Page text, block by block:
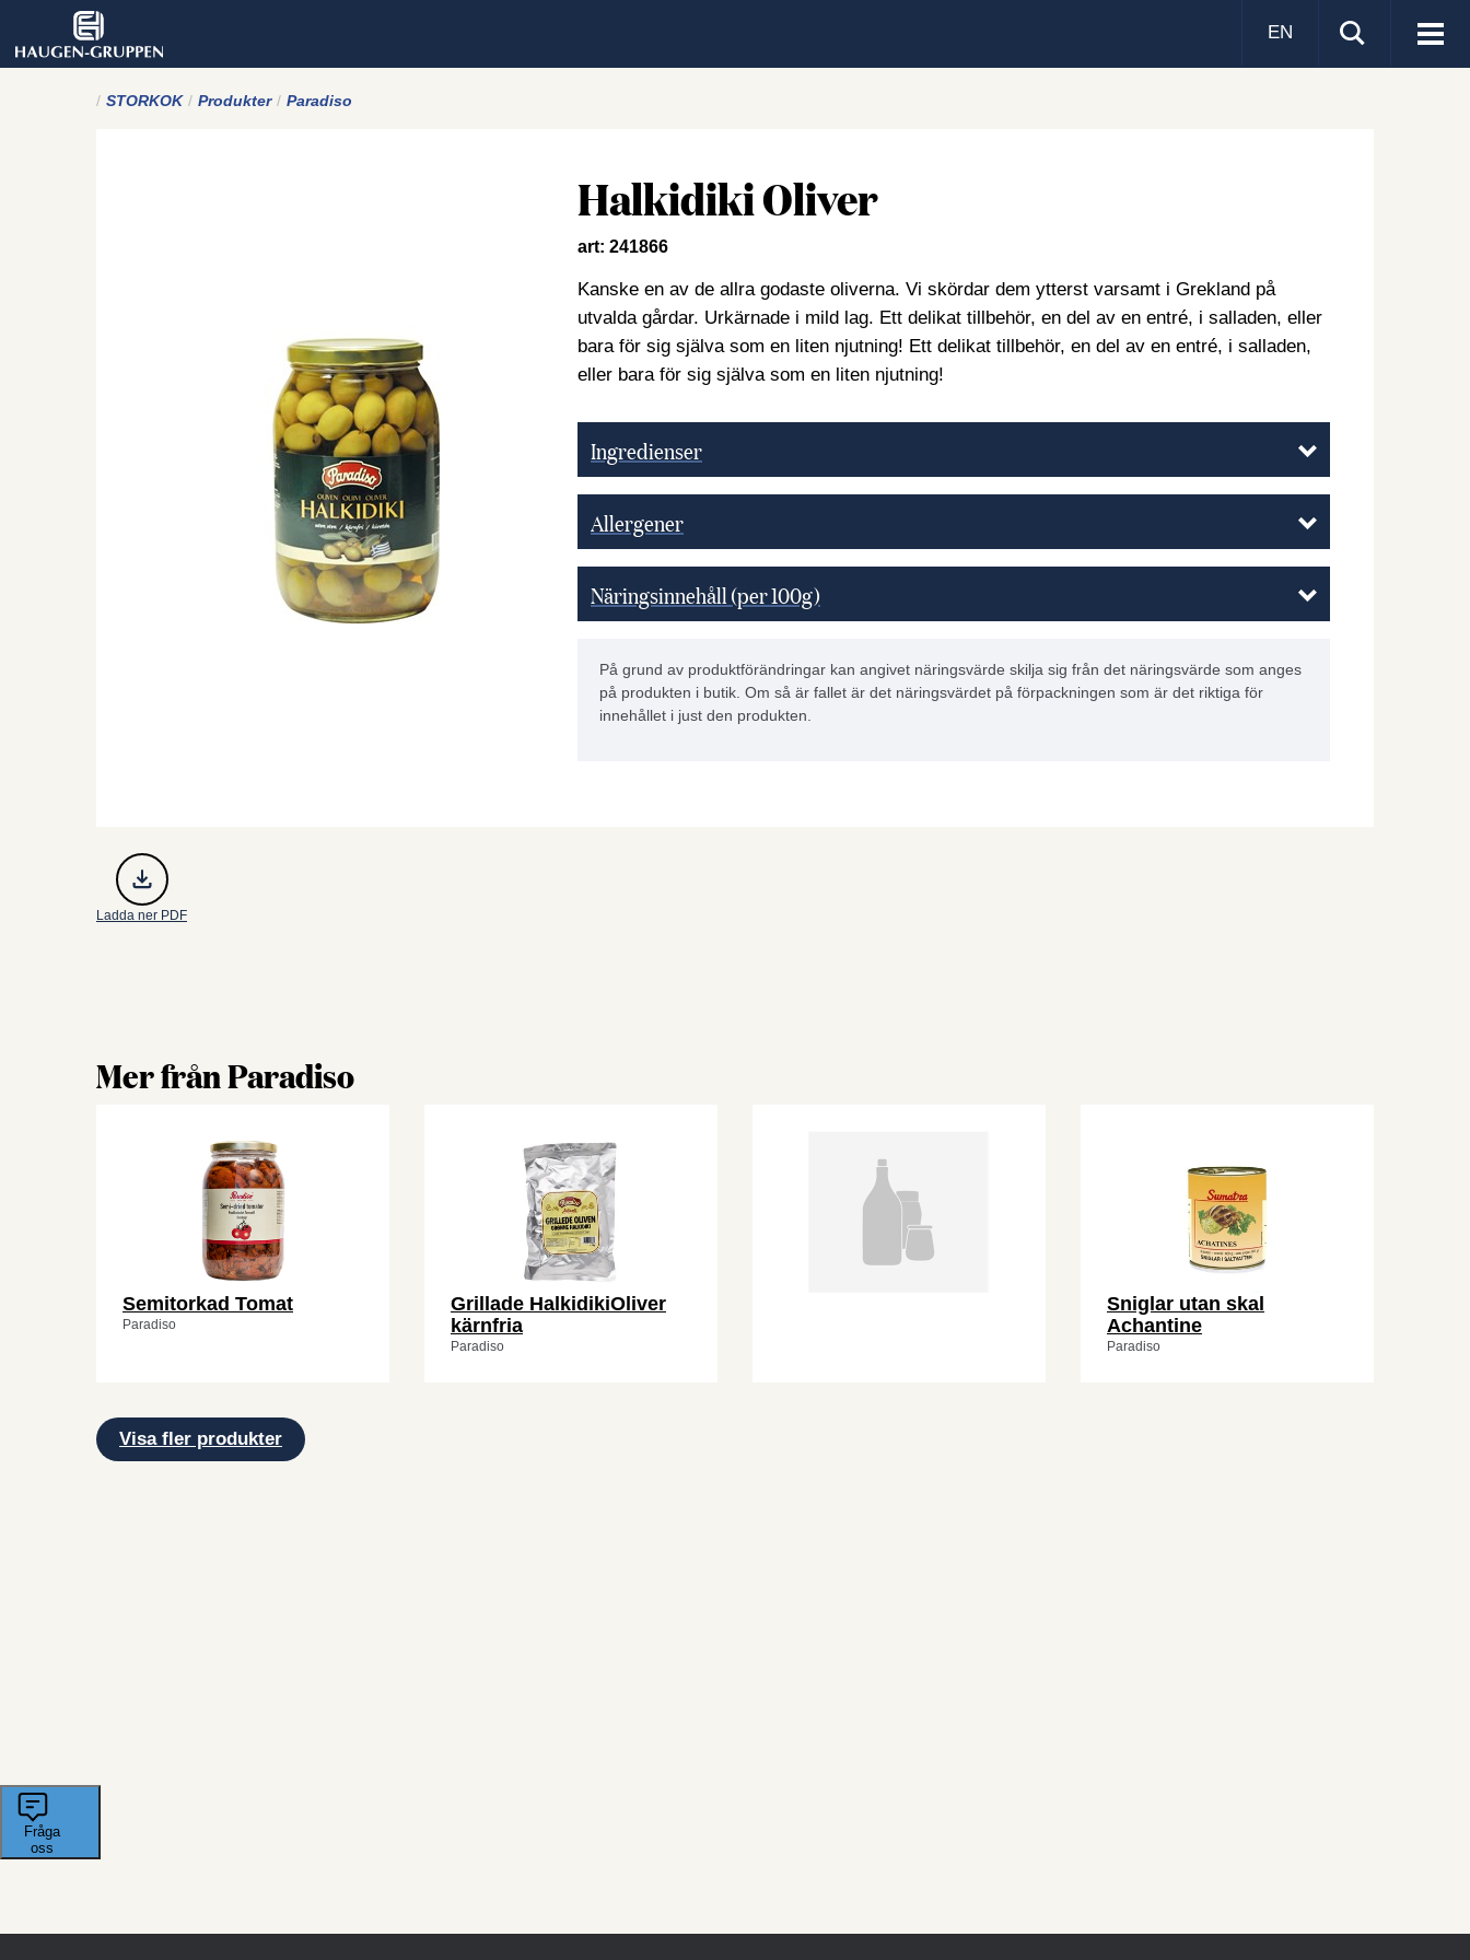
Visa
EN
STORKOK Produkter Paradiso
Halkidiki Oliver
art: 241866
Kanske en av de allra godaste oliverna. Vi skördar dem ytterst varsamt i Grekland på
utvalda gårdar. Urkärnade i mild lag. Ett delikat tillbehör, en del av en entré, i salladen, eller
bara för sig själva som en liten njutning! Ett delikat tillbehör, en del av en entré, i salladen,
eller bara för sig själva som en liten njutning!
Ingredienser
Allergener
Näringsinnehåll (per 100g)
På grund av produktförändringar kan angivet näringsvärde skilja sig från det näringsvärde som anges
på produkten i butik. Om så är fallet är det näringsvärdet på förpackningen som är det riktiga för
innehållet i just den produkten.
Ladda ner PDF
Mer från Paradiso
Semitorkad Tomat
Paradiso
Grillade HalkidikiOliver
kärnfria
Paradiso
Sniglar utan skal
Achantine
Paradiso
Visa fler produkter